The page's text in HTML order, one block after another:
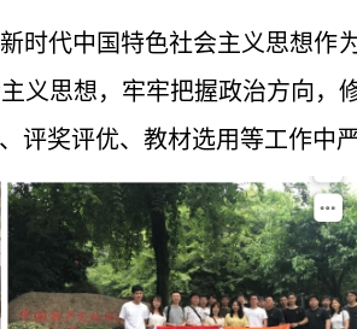
时代中国特色社会主义思想作
义思想，牢牢把握政治方向，
评奖评优、教材选用等工作中严